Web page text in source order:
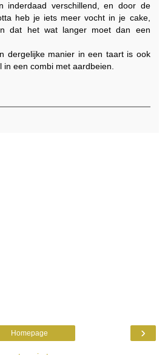
inderdaad verschillend, en door de
heb je iets meer vocht in je cake,
dat het wat langer moet dan een
dergelijke manier in een taart is ook
in een combi met aardbeien.
›
Homepage